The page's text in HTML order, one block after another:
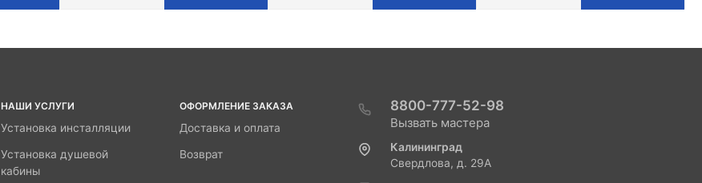
НАШИ УСЛУГИ
Установка инсталляции
Установка душевой
кабины
ОФОРМЛЕНИЕ ЗАКАЗА
Доставка и оплата
Возврат
8800-777-52-98
Вызвать мастера
Калининград
Свердлова, д. 29А